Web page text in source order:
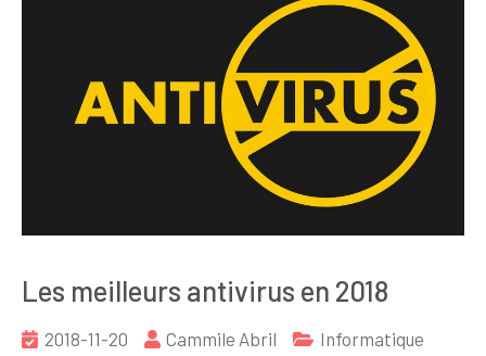
Les meilleurs antivirus en 2018
2018-11-20 Cammile Abril
Informatique